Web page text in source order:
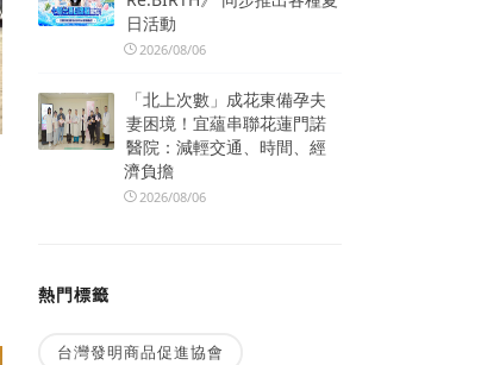
日活動
2026/08/06
「北上次數」成花東備孕夫
妻困境！宜蘊串聯花蓮門諾
醫院：減輕交通、時間、經
濟負擔
2026/08/06
熱門標籤
台灣發明商品促進協會